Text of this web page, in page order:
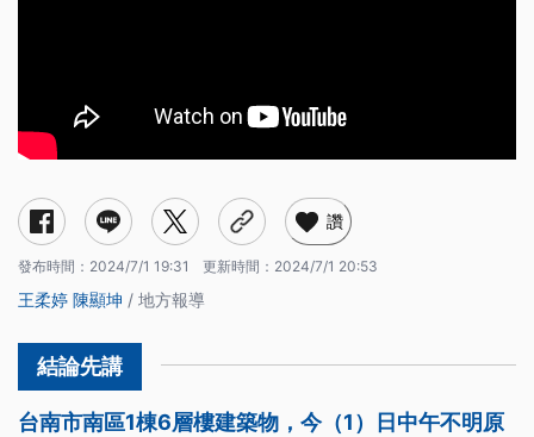
讚
發布時間： 2024/7/1 19:31 更新時間： 2024/7/1 20:53
王柔婷 陳顯坤 / 地方報導
台南市南區1棟6層樓建築物，今（1）日中午不明原